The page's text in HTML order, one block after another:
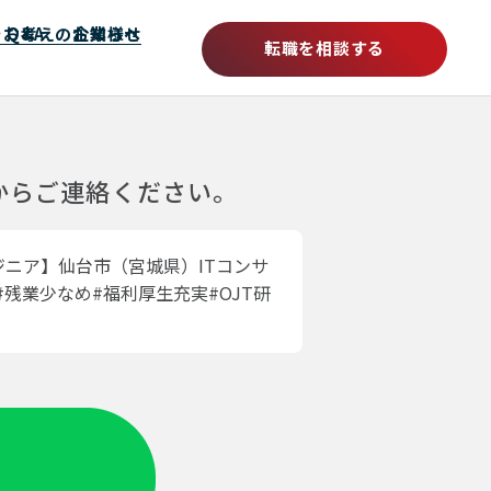
Q&A お知らせ
考えの企業様へ
転職を相談する
ご連絡ください。
ア】仙台市（宮城県）ITコンサ
業少なめ#福利厚生充実#OJT研